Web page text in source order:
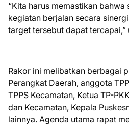
“Kita harus memastikan
kegiatan berjalan secara
target tersebut dapat tercapai,”
Rakor ini melibatkan berbagai
Perangkat Daerah, anggota
TPPS Kecamatan, Ketua TP-
dan Kecamatan, Kepala
lainnya. Agenda utama rapat